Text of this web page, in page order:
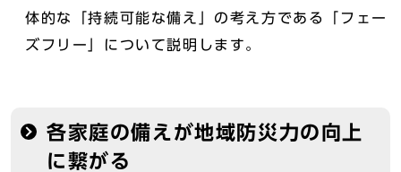
体的な「持続可能な備え」の考え方である「フェー
ズフリー」について説明します。
各家庭の備えが地域防災力の向上
に繋がる